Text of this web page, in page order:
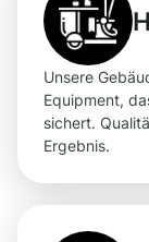
Unsere
Equipment,
sichert.
Ergebnis.